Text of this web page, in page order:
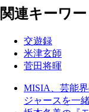
関連キーワ
交遊録
米津玄師
菅田将暉
MISIA、芸能
ジャースを一